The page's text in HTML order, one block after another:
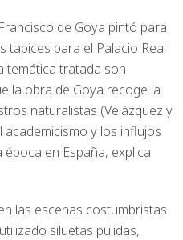
de Goya pintó para
para el Palacio Real
temática tratada son
la obra de Goya recoge la
naturalistas (Velázquez y
y los influjos
en España, explica
las escenas costumbristas
siluetas pulidas,